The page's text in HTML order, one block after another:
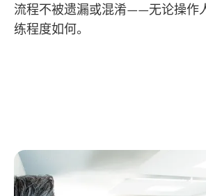
流程不被遗漏或混淆——无论操作
练程度如何。